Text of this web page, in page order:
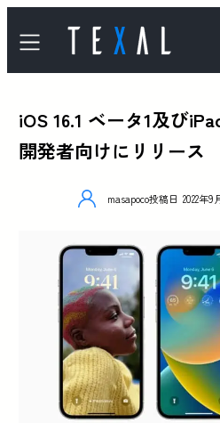
iOS 16.1 ベータ1及び
開発者向けにリリース
masapoco投稿日 2022年9